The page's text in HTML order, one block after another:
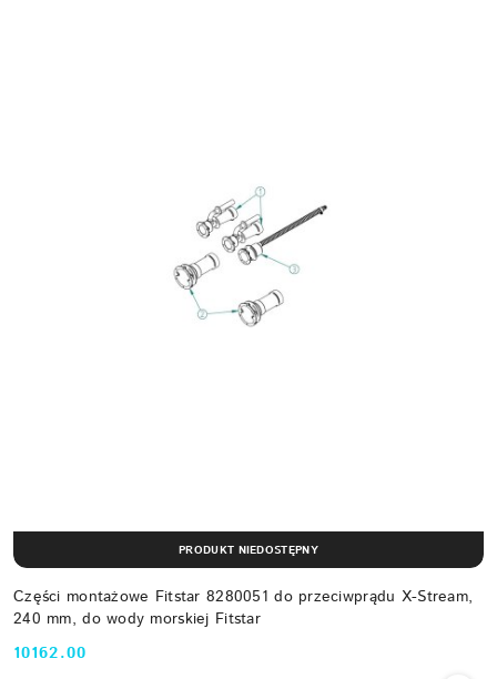
Części montażowe Fitstar 8280051 do przeciwprądu X-Stream,
240 mm, do wody morskiej Fitstar
Cena:
10162.00
PRODUKT NIEDOSTĘPNY